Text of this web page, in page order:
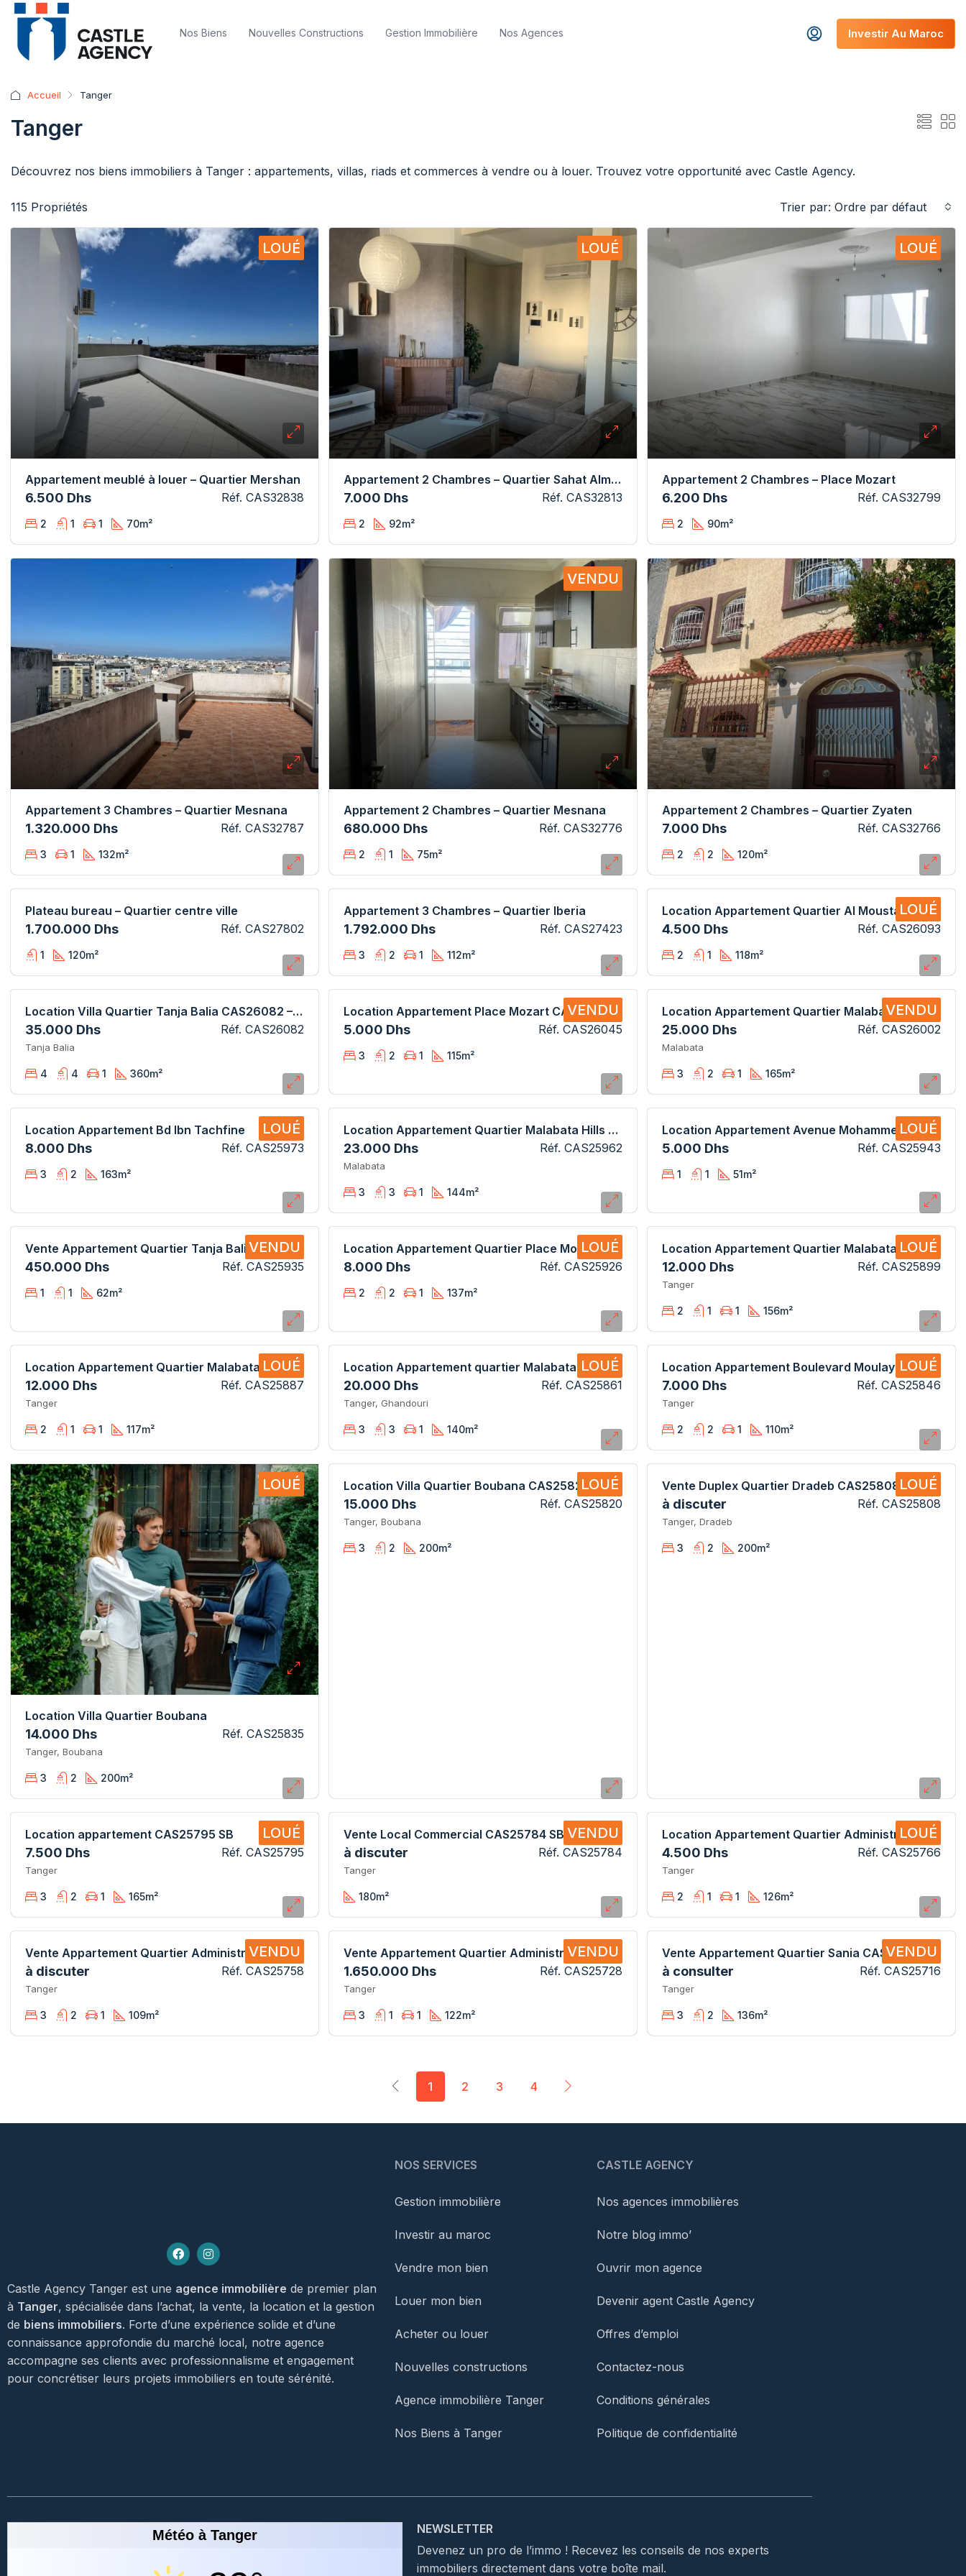
Nos Biens Nouvelles Constructions Gestion Immobilière Nos Agences Investir Au Maroc
Accueil Tanger
Tanger
Découvrez nos biens immobiliers à Tanger : appartements, villas, riads et commerces à vendre ou à louer. Trouvez votre opportunité avec Castle Agency.
115 Propriétés Trier par: Ordre par défaut
LOUÉ
Appartement meublé à louer – Quartier Mershan
6.500 Dhs Réf. CAS32838
2 1 1 70m²
LOUÉ
Appartement 2 Chambres – Quartier Sahat Almadina
7.000 Dhs Réf. CAS32813
2 92m²
LOUÉ
Appartement 2 Chambres – Place Mozart
6.200 Dhs Réf. CAS32799
2 90m²
Appartement 3 Chambres – Quartier Mesnana
1.320.000 Dhs Réf. CAS32787
3 1 132m²
VENDU
Appartement 2 Chambres – Quartier Mesnana
680.000 Dhs Réf. CAS32776
2 1 75m²
Appartement 2 Chambres – Quartier Zyaten
7.000 Dhs Réf. CAS32766
2 2 120m²
Plateau bureau – Quartier centre ville
1.700.000 Dhs Réf. CAS27802
1 120m²
Appartement 3 Chambres – Quartier Iberia
1.792.000 Dhs Réf. CAS27423
3 2 1 112m²
LOUÉ
Location Appartement Quartier Al Moustakbal CAS26093 AB
4.500 Dhs Réf. CAS26093
2 1 118m²
Location Villa Quartier Tanja Balia CAS26082 – AB
35.000 Dhs Réf. CAS26082
Tanja Balia
4 4 1 360m²
VENDU
Location Appartement Place Mozart CAS26045 AB
5.000 Dhs Réf. CAS26045
3 2 1 115m²
VENDU
Location Appartement Quartier Malabata Hills CAS26002 AB
25.000 Dhs Réf. CAS26002
Malabata
3 2 1 165m²
LOUÉ
Location Appartement Bd Ibn Tachfine
8.000 Dhs Réf. CAS25973
3 2 163m²
Location Appartement Quartier Malabata Hills CAS25962 AB
23.000 Dhs Réf. CAS25962
Malabata
3 3 1 144m²
LOUÉ
Location Appartement Avenue Mohammed V CAS25943 AB
5.000 Dhs Réf. CAS25943
1 1 51m²
VENDU
Vente Appartement Quartier Tanja Balia CAS25935 AB
450.000 Dhs Réf. CAS25935
1 1 62m²
LOUÉ
Location Appartement Quartier Place Mozart CAS25926 AB
8.000 Dhs Réf. CAS25926
2 2 1 137m²
LOUÉ
Location Appartement Quartier Malabata Hills CAS25899SB
12.000 Dhs Réf. CAS25899
Tanger
2 1 1 156m²
LOUÉ
Location Appartement Quartier Malabata Hills CAS25887SB
12.000 Dhs Réf. CAS25887
Tanger
2 1 1 117m²
LOUÉ
Location Appartement quartier Malabata Hills
20.000 Dhs Réf. CAS25861
Tanger, Ghandouri
3 3 1 140m²
LOUÉ
Location Appartement Boulevard Moulay Ismail
7.000 Dhs Réf. CAS25846
Tanger
2 2 1 110m²
LOUÉ
Location Villa Quartier Boubana
14.000 Dhs Réf. CAS25835
Tanger, Boubana
3 2 200m²
LOUÉ
Location Villa Quartier Boubana CAS25820 SB
15.000 Dhs Réf. CAS25820
Tanger, Boubana
3 2 200m²
LOUÉ
Vente Duplex Quartier Dradeb CAS25808 SB
à discuter Réf. CAS25808
Tanger, Dradeb
3 2 200m²
LOUÉ
Location appartement CAS25795 SB
7.500 Dhs Réf. CAS25795
Tanger
3 2 1 165m²
VENDU
Vente Local Commercial CAS25784 SB
à discuter Réf. CAS25784
Tanger
180m²
LOUÉ
Location Appartement Quartier Administratif CAS25766 SB
4.500 Dhs Réf. CAS25766
Tanger
2 1 1 126m²
VENDU
Vente Appartement Quartier Administratif CAS25758 SB
à discuter Réf. CAS25758
Tanger
3 2 1 109m²
VENDU
Vente Appartement Quartier Administratif CAS25728 SB
1.650.000 Dhs Réf. CAS25728
Tanger
3 1 1 122m²
VENDU
Vente Appartement Quartier Sania CAS25716 SB
à consulter Réf. CAS25716
Tanger
3 2 136m²
1 2 3 4
Castle Agency Tanger est une agence immobilière de premier plan
à Tanger, spécialisée dans l’achat, la vente, la location et la gestion
de biens immobiliers. Forte d’une expérience solide et d’une
connaissance approfondie du marché local, notre agence
accompagne ses clients avec professionnalisme et engagement
pour concrétiser leurs projets immobiliers en toute sérénité.
NOS SERVICES
Gestion immobilière
Investir au maroc
Vendre mon bien
Louer mon bien
Acheter ou louer
Nouvelles constructions
Agence immobilière Tanger
Nos Biens à Tanger
CASTLE AGENCY
Nos agences immobilières
Notre blog immo’
Ouvrir mon agence
Devenir agent Castle Agency
Offres d’emploi
Contactez-nous
Conditions générales
Politique de confidentialité
Météo à Tanger
NEWSLETTER
Devenez un pro de l’immo ! Recevez les conseils de nos experts
immobiliers directement dans votre boîte mail.